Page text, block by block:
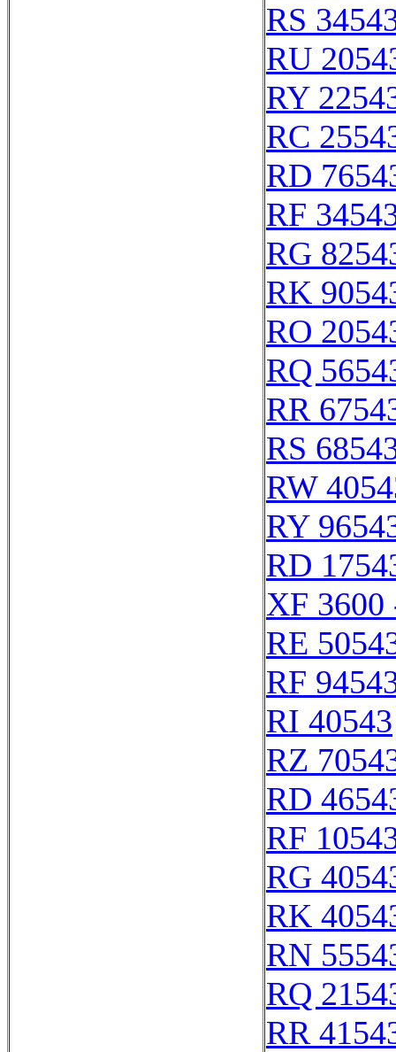
RS
RU
RY
RC
RD
RF
RG
RK
RO
RQ
RR
RS
RW
RY
RD
XF 3600
RE
RF
RI 40543
RZ
RD
RF
RG
RK
RN
RQ
RR